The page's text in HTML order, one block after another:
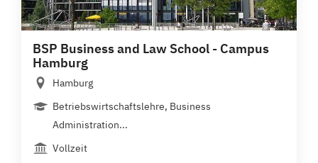
BSP Business and Law School - Campus
Hamburg
Hamburg
Betriebswirtschaftslehre, Business
Administration...
Vollzeit